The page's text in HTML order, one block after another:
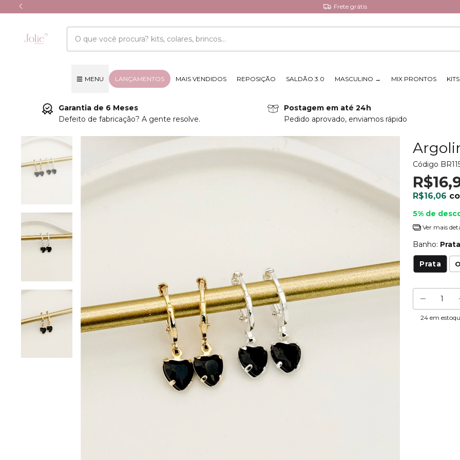
Frete grátis
MENU LANÇAMENTOS MAIS VENDIDOS REPOSIÇÃO SALDÃO 3.0 MASCULINO → MIX PRONTOS
Garantia de 6 Meses
Defeito de fabricação? A gente resolve.
Postagem em até 24h
Pedido aprovado, enviamos rápido
Código
R$16,06
5% de
Ver mais
Banho: Prata
Prata
24 em